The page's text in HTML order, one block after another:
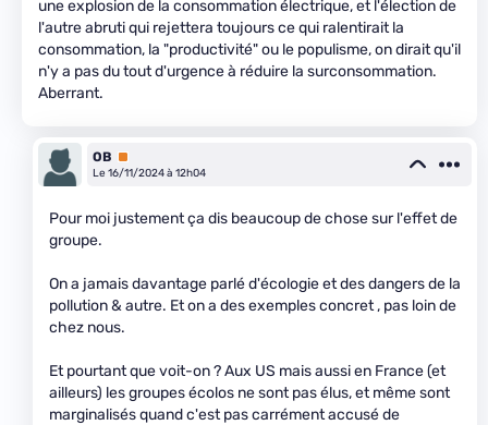
une explosion de la consommation électrique, et l'élection de
l'autre abruti qui rejettera toujours ce qui ralentirait la
consommation, la "productivité" ou le populisme, on dirait qu'il
n'y a pas du tout d'urgence à réduire la surconsommation.
Aberrant.
OB Premium
Le 16/11/2024 à 12h04
Pour moi justement ça dis beaucoup de chose sur l'effet de
groupe.
On a jamais davantage parlé d'écologie et des dangers de la
pollution & autre. Et on a des exemples concret , pas loin de
chez nous.
Et pourtant que voit-on ? Aux US mais aussi en France (et
ailleurs) les groupes écolos ne sont pas élus, et même sont
marginalisés quand c'est pas carrément accusé de